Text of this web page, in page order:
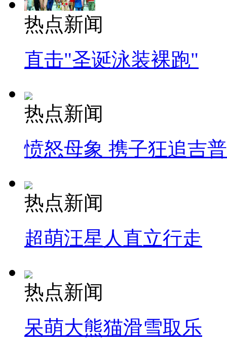
热点新闻
直击"圣诞泳装裸跑"
热点新闻
愤怒母象 携子狂追吉
热点新闻
超萌汪星人直立行走
热点新闻
呆萌大熊猫滑雪取乐